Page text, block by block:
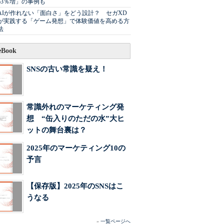
％増」の事例も
が作れない「面白さ」をどう設計？ セガXD
実践する「ゲーム発想」で体験価値を高める方
SNSの古い常識を疑え！
常識外れのマーケティング発
想 “缶入りのただの水”大ヒ
ットの舞台裏は？
2025年のマーケティング10の
予言
【保存版】2025年のSNSはこ
うなる
» 一覧ページへ